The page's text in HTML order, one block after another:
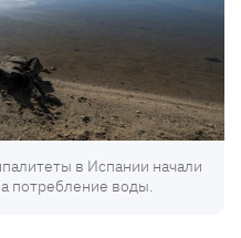
в Испании начали
потребление воды.